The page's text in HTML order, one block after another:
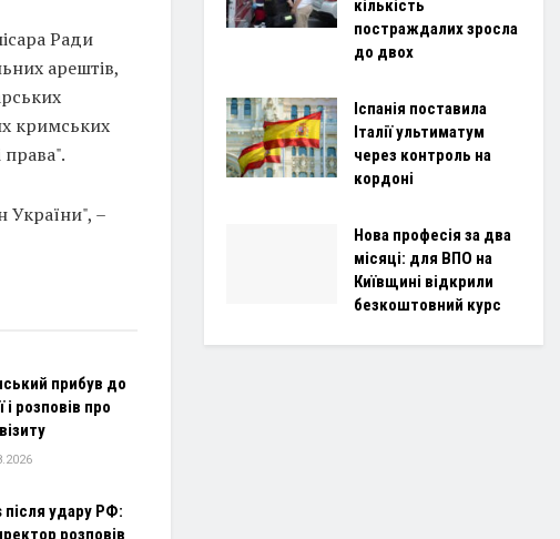
Ради
арештів,
кримських
права".
України", –
прибув до
і розповів про
після удару РФ:
розповів
кількість
постраждалих зросла
до двох
Іспанія поставила
Італії ультиматум
через контроль на
кордоні
Нова професія за два
місяці: для ВПО на
Київщині відкрили
безкоштовний курс